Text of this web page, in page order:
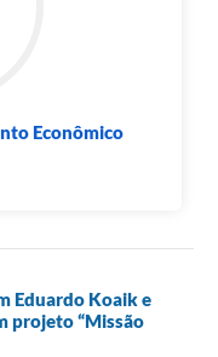
Econômico
Eduardo Koaik e
projeto “Missão